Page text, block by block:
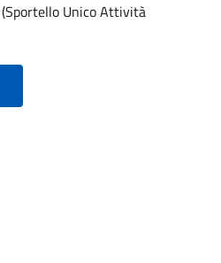
(Sportello Unico Attività